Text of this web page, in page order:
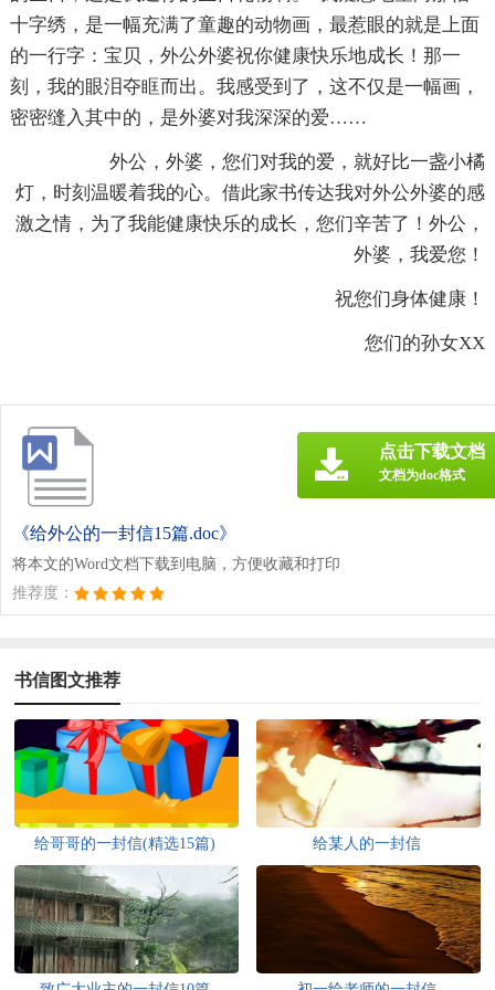
十字绣，是一幅充满了童趣的动物画，最惹眼的就是上面
的一行字：宝贝，外公外婆祝你健康快乐地成长！那一
刻，我的眼泪夺眶而出。我感受到了，这不仅是一幅画，
密密缝入其中的，是外婆对我深深的爱……
外公，外婆，您们对我的爱，就好比一盏小橘
灯，时刻温暖着我的心。借此家书传达我对外公外婆的感
激之情，为了我能健康快乐的成长，您们辛苦了！外公，
外婆，我爱您！
祝您们身体健康！
您们的孙女XX
《给外公的一封信15篇.doc》
将本文的Word文档下载到电脑，方便收藏和打印
推荐度：
点击下载文档
文档为doc格式
书信图文推荐
给哥哥的一封信(精选15篇) 给某人的一封信